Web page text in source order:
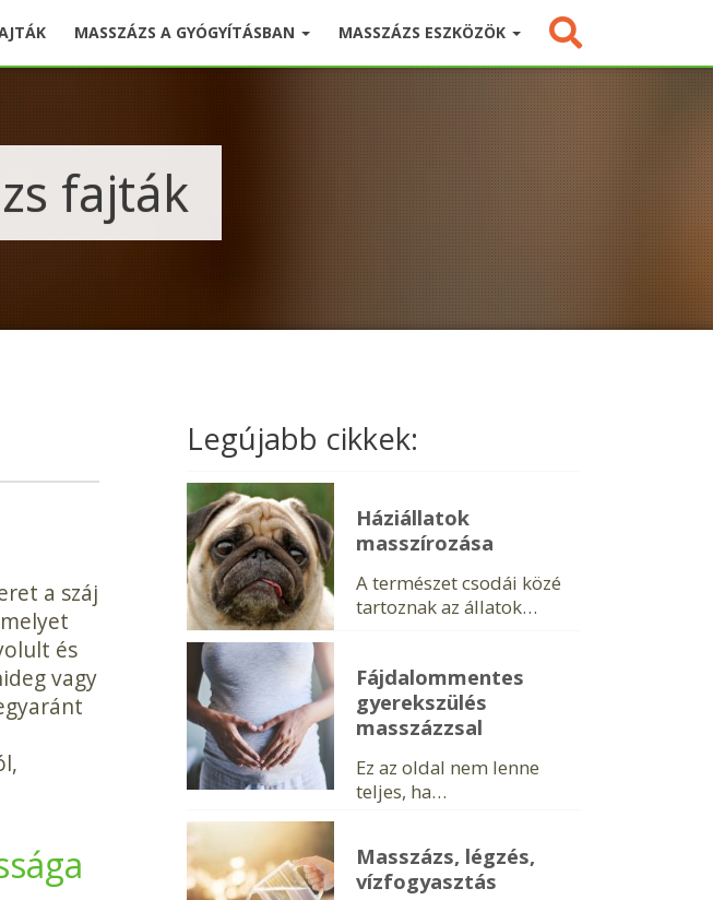
MASSZÁZS A GYÓGYÍTÁSBAN MASSZÁZS ESZKÖZÖK
fajták
a száj
és
vagy
Legújabb cikkek:
Háziállatok
masszírozása
A természet csodái közé
tartoznak az állatok…
Fájdalommentes
gyerekszülés
masszázzsal
Ez az oldal nem lenne
teljes, ha…
Masszázs, légzés,
vízfogyasztás